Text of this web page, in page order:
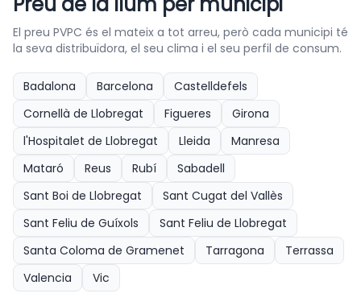
El preu PVPC és el mateix a tot arreu, però cada municipi té
la seva distribuïdora, el seu clima i el seu perfil de consum.
Badalona Barcelona
Castelldefels
Cornellà de Llobregat
Figueres
Girona
l'Hospitalet de Llobregat
Lleida
Manresa
Mataró
Reus Rubí
Sabadell
Sant Boi de Llobregat
Sant Cugat del Vallès
Sant Feliu de Guíxols
Sant Feliu de Llobregat
Santa Coloma de Gramenet
Tarragona
Terrassa
Valencia
Vic